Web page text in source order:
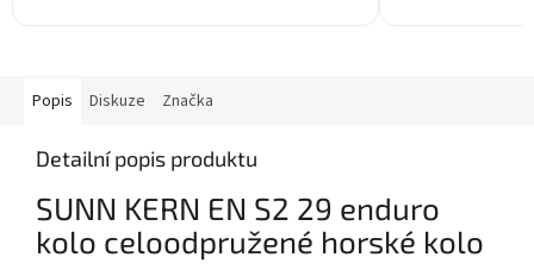
Popis Diskuze Značka
Detailní popis produktu
SUNN KERN EN S2 29 enduro
kolo celoodpružené horské kolo